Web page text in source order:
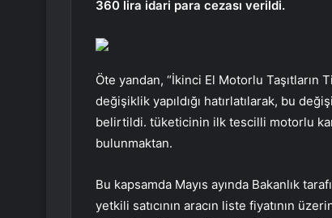
360 lira idari para cezası verildi.
Öte yandan, “İkinci El Motorlu
değişiklik yapıldığı hatırlatılarak, bu
belirtildi. tüketicinin ilk tescilli motorlu
bulunmaktan.
Bu kapsamda Mayıs ayında Bakanlık
yetkili satıcının aracın liste fiyatının